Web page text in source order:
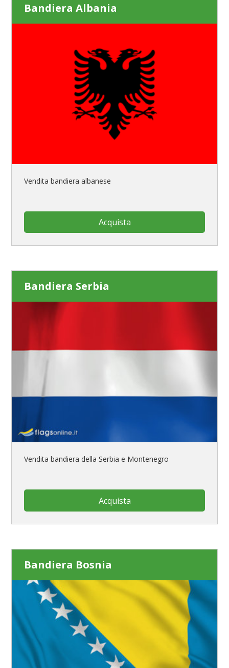
Bandiera Albania
Vendita bandiera albanese
Acquista
Bandiera Serbia
Vendita bandiera della Serbia e Montenegro
Acquista
Bandiera Bosnia